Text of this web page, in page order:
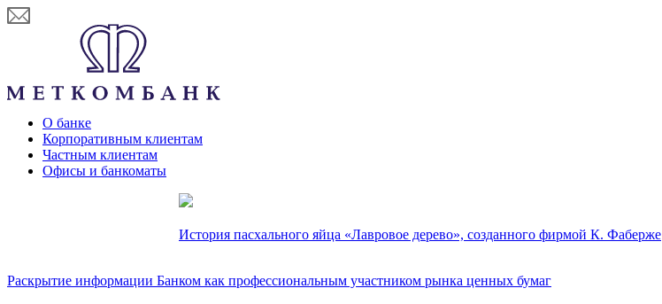
О банке
Корпоративным клиентам
Частным клиентам
Офисы и банкоматы
История пасхального яйца «Лавровое дерево», созданного фирмой К. Фаберже
Раскрытие информации Банком как профессиональным участником рынка ценных бумаг